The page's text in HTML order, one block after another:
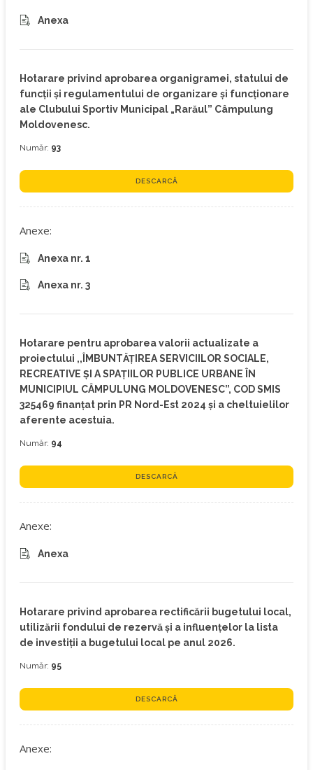
Anexa
Hotarare privind aprobarea organigramei, statului de
funcții și regulamentului de organizare și funcționare
ale Clubului Sportiv Municipal „Rarăul” Câmpulung
Moldovenesc.
Număr: 93
DESCARCĂ
Anexe:
Anexa nr. 1
Anexa nr. 3
Hotarare pentru aprobarea valorii actualizate a
proiectului ,,ÎMBUNTĂŢIREA SERVICIILOR SOCIALE,
RECREATIVE ŞI A SPAŢIILOR PUBLICE URBANE ÎN
MUNICIPIUL CÂMPULUNG MOLDOVENESC”, COD SMIS
325469 finanțat prin PR Nord-Est 2024 și a cheltuielilor
aferente acestuia.
Număr: 94
DESCARCĂ
Anexe:
Anexa
Hotarare privind aprobarea rectificării bugetului local,
utilizării fondului de rezervă și a influențelor la lista
de investiții a bugetului local pe anul 2026.
Număr: 95
DESCARCĂ
Anexe: